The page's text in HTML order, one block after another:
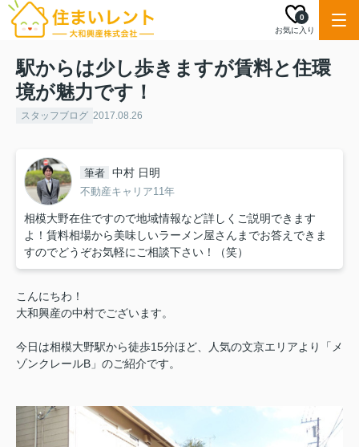
お気に入り
0
駅からは少し歩きますが賃料と住環
境が魅力です！
スタッフブログ 2017.08.26
筆者 中村 日明
不動産キャリア11年
相模大野在住ですので地域情報など詳しくご説明できます
よ！賃料相場から美味しいラーメン屋さんまでお答えできま
すのでどうぞお気軽にご相談下さい！（笑）
こんにちわ！
大和興産の中村でございます。
今日は相模大野駅から徒歩15分ほど、人気の文京エリアより「メ
ゾンクレールB」のご紹介です。